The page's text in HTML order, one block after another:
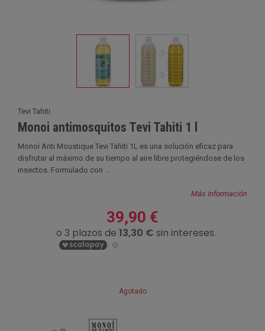
Tevi Tahiti
Monoi antimosquitos Tevi Tahiti 1 l
Monoï Anti Moustique Tevi Tahiti 1L es una solución eficaz para
disfrutar al máximo de su tiempo al aire libre protegiéndose de los
insectos. Formulado con ...
Más información
39,90 €
Agotado